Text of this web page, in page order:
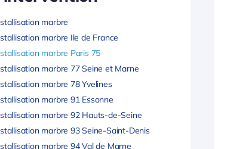
marbre
marbre Ile de France
marbre Paris 75
marbre 77 Seine et Marne
marbre 78 Yvelines
marbre 91 Essonne
marbre 92 Hauts-de-Seine
marbre 93 Seine-Saint-Denis
marbre 94 Val de Marne